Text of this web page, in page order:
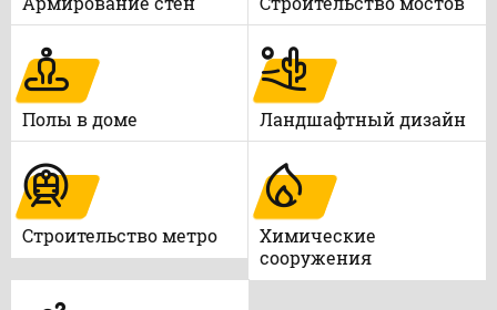
Полы в доме Ландшафтный дизайн
Строительство метро
Химические
сооружения